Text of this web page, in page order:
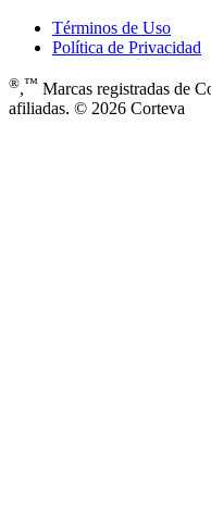
Términos de Uso
Política de Privacidad
®,™ Marcas registradas de
afiliadas. © 2026 Corteva